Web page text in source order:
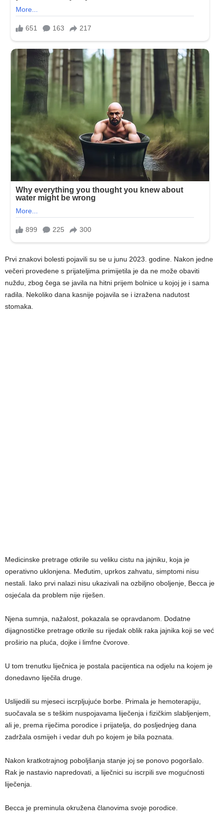
Prvi znakovi bolesti pojavili su se u junu 2023. godine. Nakon jedne
večeri provedene s prijateljima primijetila je da ne može obaviti
nuždu, zbog čega se javila na hitni prijem bolnice u kojoj je i sama
radila. Nekoliko dana kasnije pojavila se i izražena nadutost
stomaka.
Medicinske pretrage otkrile su veliku cistu na jajniku, koja je
operativno uklonjena. Međutim, uprkos zahvatu, simptomi nisu
nestali. Iako prvi nalazi nisu ukazivali na ozbiljno oboljenje, Becca je
osjećala da problem nije riješen.
Njena sumnja, nažalost, pokazala se opravdanom. Dodatne
dijagnostičke pretrage otkrile su rijedak oblik raka jajnika koji se već
proširio na pluća, dojke i limfne čvorove.
U tom trenutku liječnica je postala pacijentica na odjelu na kojem je
donedavno liječila druge.
Uslijedili su mjeseci iscrpljujuće borbe. Primala je hemoterapiju,
suočavala se s teškim nuspojavama liječenja i fizičkim slabljenjem,
ali je, prema riječima porodice i prijatelja, do posljednjeg dana
zadržala osmijeh i vedar duh po kojem je bila poznata.
Nakon kratkotrajnog poboljšanja stanje joj se ponovo pogoršalo.
Rak je nastavio napredovati, a liječnici su iscrpili sve mogućnosti
liječenja.
Becca je preminula okružena članovima svoje porodice.